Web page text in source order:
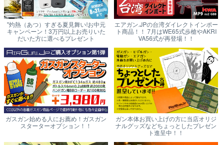
"灼熱（あつ）すぎる夏見舞い!お中元
キャンペーン！3万円以上お売りいた
だいた方に選べるプレゼント
エアガン.JPの台湾ダイレクトインポー
ト商品！！ 7月はWE65式歩槍やAKRI
VA56式が再登場！！
ガスガン始める人にお薦め！ガスガン
スターターオプション！！
ガン本体お買い上げの方に当店オリジ
ナルグッズなどちょっとしたプレゼン
ト進呈中！！